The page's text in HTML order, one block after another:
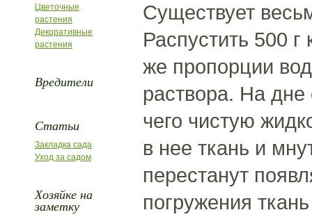
Цветочные
растения
Декоративные
растения
Вредители
Статьи
Закладка сада
Уход за садом
Хозяйке на
заметку
Существует
Распустить 500
же пропорции
раствора. На
чего чистую
в нее ткань и
перестанут
погружения